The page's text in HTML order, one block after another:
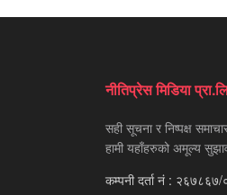
नीतिप्रेस मिडिया
सही सूचना र निष्पक्ष
हामी यहाँहरुको अमूल्य
कम्पनी दर्ता नं :